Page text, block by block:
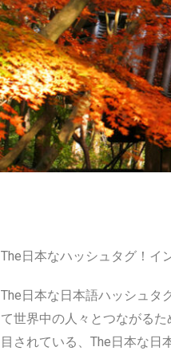
The日本なハッシュタグ！イ
The日本な日本語ハッシュタ
て世界中の人々とつながる
目されている、The日本な日